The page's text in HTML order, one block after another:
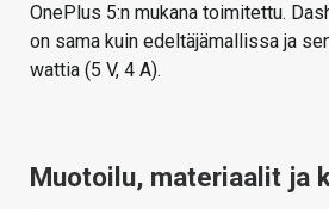
OnePlus 5:n mukana toimitettu.
on sama kuin edeltäjämallissa ja
wattia (5 V, 4 A).
Muotoilu, materiaalit ja